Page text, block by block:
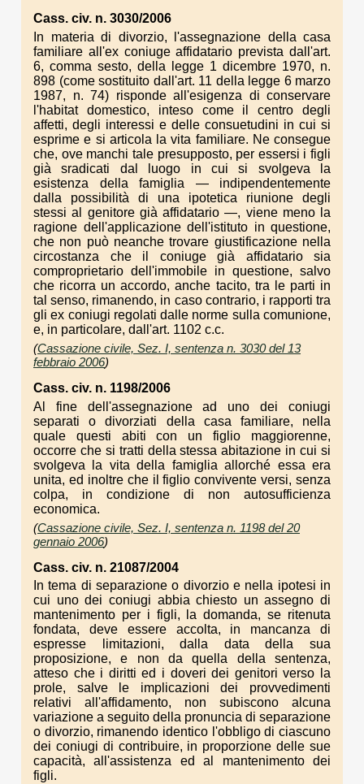
Cass. civ. n. 3030/2006
In materia di divorzio, l'assegnazione della casa
familiare all'ex coniuge affidatario prevista dall'art.
6, comma sesto, della legge 1 dicembre 1970, n.
898 (come sostituito dall'art. 11 della legge 6 marzo
1987, n. 74) risponde all'esigenza di conservare
l'habitat domestico, inteso come il centro degli
affetti, degli interessi e delle consuetudini in cui si
esprime e si articola la vita familiare. Ne consegue
che, ove manchi tale presupposto, per essersi i figli
già sradicati dal luogo in cui si svolgeva la
esistenza della famiglia — indipendentemente
dalla possibilità di una ipotetica riunione degli
stessi al genitore già affidatario —, viene meno la
ragione dell'applicazione dell'istituto in questione,
che non può neanche trovare giustificazione nella
circostanza che il coniuge già affidatario sia
comproprietario dell'immobile in questione, salvo
che ricorra un accordo, anche tacito, tra le parti in
tal senso, rimanendo, in caso contrario, i rapporti tra
gli ex coniugi regolati dalle norme sulla comunione,
e, in particolare, dall'art. 1102 c.c.
(Cassazione civile, Sez. I, sentenza n. 3030 del 13
febbraio 2006)
Cass. civ. n. 1198/2006
Al fine dell'assegnazione ad uno dei coniugi
separati o divorziati della casa familiare, nella
quale questi abiti con un figlio maggiorenne,
occorre che si tratti della stessa abitazione in cui si
svolgeva la vita della famiglia allorché essa era
unita, ed inoltre che il figlio convivente versi, senza
colpa, in condizione di non autosufficienza
economica.
(Cassazione civile, Sez. I, sentenza n. 1198 del 20
gennaio 2006)
Cass. civ. n. 21087/2004
In tema di separazione o divorzio e nella ipotesi in
cui uno dei coniugi abbia chiesto un assegno di
mantenimento per i figli, la domanda, se ritenuta
fondata, deve essere accolta, in mancanza di
espresse limitazioni, dalla data della sua
proposizione, e non da quella della sentenza,
atteso che i diritti ed i doveri dei genitori verso la
prole, salve le implicazioni dei provvedimenti
relativi all'affidamento, non subiscono alcuna
variazione a seguito della pronuncia di separazione
o divorzio, rimanendo identico l'obbligo di ciascuno
dei coniugi di contribuire, in proporzione delle sue
capacità, all'assistenza ed al mantenimento dei
figli.